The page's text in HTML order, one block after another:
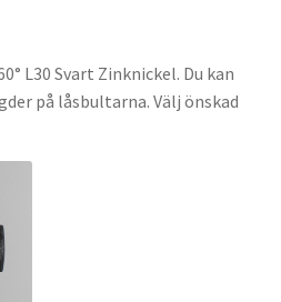
L30 Svart Zinknickel. Du kan
på låsbultarna. Välj önskad